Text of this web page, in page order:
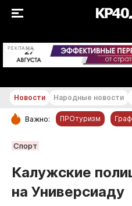
РЕКЛАМА
РУБРИКИ
Новости компаний
Статьи
Новости Народные новости
Важно: ПРОтуризм
Спорт
Калужские
на Универсиаду